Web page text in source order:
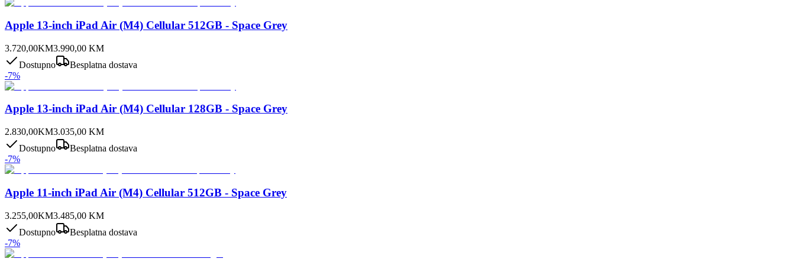
Apple 13-inch iPad Air (M4) Cellular 512GB - Space Grey
3.720,00KM3.990,00 KM
Dostupno
Besplatna dostava
-7%
Apple 13-inch iPad Air (M4) Cellular 128GB - Space Grey
2.830,00KM3.035,00 KM
Dostupno
Besplatna dostava
-7%
Apple 11-inch iPad Air (M4) Cellular 512GB - Space Grey
3.255,00KM3.485,00 KM
Dostupno
Besplatna dostava
-7%